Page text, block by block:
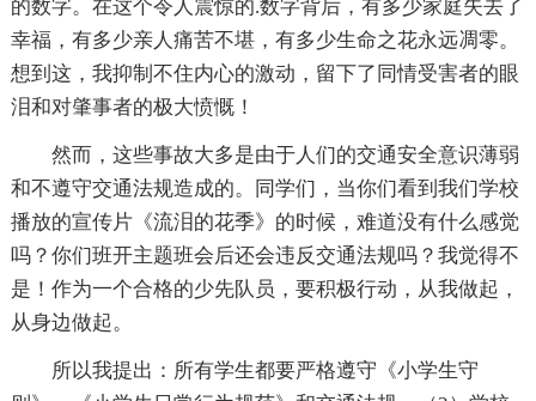
的数字。在这个令人震惊的.数字背后，有多少家庭失去了
幸福，有多少亲人痛苦不堪，有多少生命之花永远凋零。
想到这，我抑制不住内心的激动，留下了同情受害者的眼
泪和对肇事者的极大愤慨！
然而，这些事故大多是由于人们的交通安全意识薄弱
和不遵守交通法规造成的。同学们，当你们看到我们学校
播放的宣传片《流泪的花季》的时候，难道没有什么感觉
吗？你们班开主题班会后还会违反交通法规吗？我觉得不
是！作为一个合格的少先队员，要积极行动，从我做起，
从身边做起。
所以我提出：所有学生都要严格遵守《小学生守